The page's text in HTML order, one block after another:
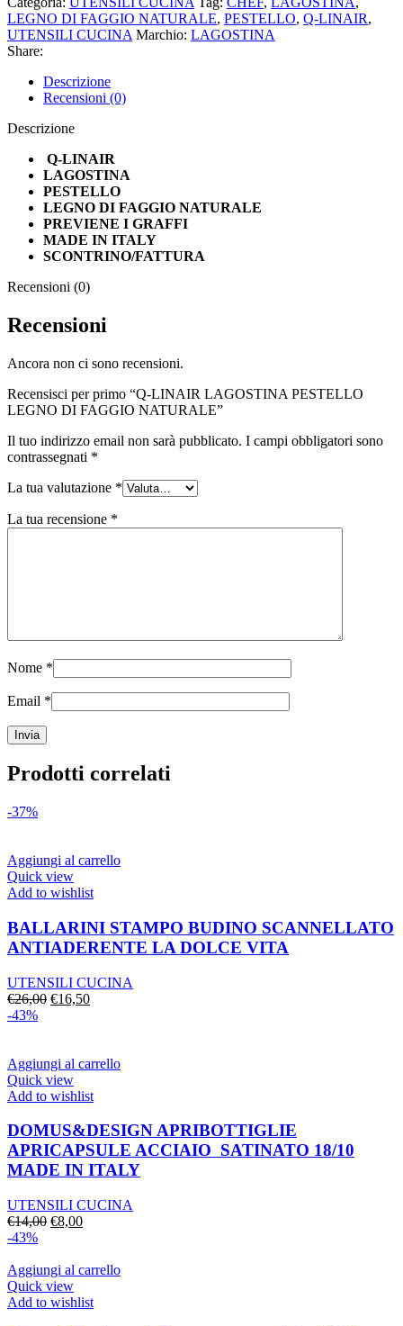
LEGNO
DI
FAGGIO
NATURALE
quantità
LEGNO DI FAGGIO NATURALE, PESTELLO, Q-LINAIR,
UTENSILI CUCINA Marchio: LAGOSTINA
Share:
Descrizione
Recensioni (0)
Descrizione
Q-LINAIR
LAGOSTINA
PESTELLO
LEGNO DI FAGGIO NATURALE
PREVIENE I GRAFFI
MADE IN ITALY
SCONTRINO/FATTURA
Recensioni (0)
Recensioni
Ancora non ci sono recensioni.
Recensisci per primo “Q-LINAIR LAGOSTINA PESTELLO
LEGNO DI FAGGIO NATURALE”
Il tuo indirizzo email non sarà pubblicato. I campi obbligatori sono
contrassegnati *
La tua valutazione *
La tua recensione *
Nome *
Email *
Prodotti correlati
-37%
Aggiungi al carrello
Quick view
Add to wishlist
BALLARINI STAMPO BUDINO SCANNELLATO
ANTIADERENTE LA DOLCE VITA
UTENSILI CUCINA
€26,00 Il
€26,00.
€16,50Il
€16,50.
-43%
Aggiungi al carrello
Quick view
Add to wishlist
DOMUS&DESIGN APRIBOTTIGLIE
APRICAPSULE ACCIAIO SATINATO 18/10
MADE IN ITALY
UTENSILI CUCINA
€14,00 Il
era:
€14,00.
€8,00Il
è:
-43%
Aggiungi al carrello
Quick view
Add to wishlist